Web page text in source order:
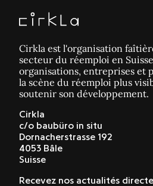
Cirkla est l'organisation
secteur du réemploi en
organisations, entreprises et
la scène du réemploi plus
soutenir son développement.
Cirkla
c/o baubüro in situ
Dornacherstrasse 192
4053 Bâle
Suisse
Recevez nos actualités